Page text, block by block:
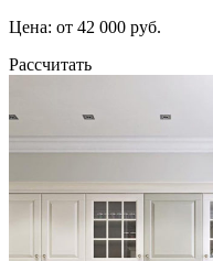
Цена: от 42 000 руб.
Рассчитать